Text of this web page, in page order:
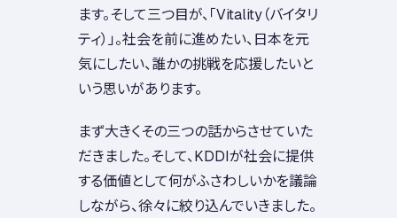
ます。そして三つ目が、「Vitality（バイタリ
ティ）」。社会を前に進めたい、日本を元
気にしたい、誰かの挑戦を応援したいと
いう思いがあります。
まず大きくその三つの話からさせていた
だきました。そして、KDDIが社会に提供
する価値として何がふさわしいかを議論
しながら、徐々に絞り込んでいきました。